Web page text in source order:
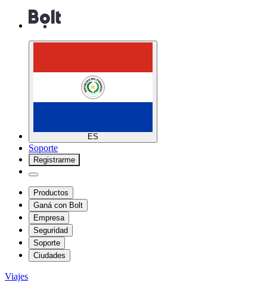
ES
Soporte
Registrarme
Productos
Ganá con Bolt
Empresa
Seguridad
Soporte
Ciudades
Viajes